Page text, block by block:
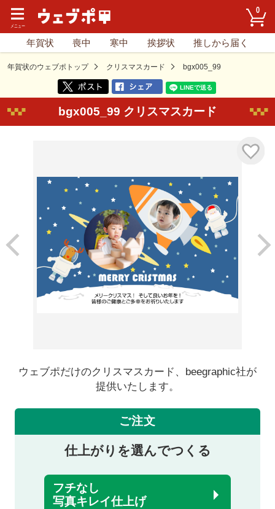
0
年賀状 喪中 寒中 挨拶状 推しから届く
年賀状のウェブポトップ クリスマスカード bgx005_99
bgx005_99 クリスマスカード
ウェブポだけのクリスマスカード、beegraphic社が
提供いたします。
ご注文
仕上がりを選んでつくる
フチなし
写真キレイ仕上げ